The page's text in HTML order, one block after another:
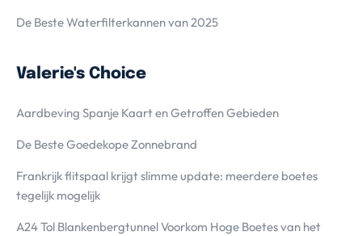
De Beste Waterfilterkannen van 2025
Valerie's Choice
Aardbeving Spanje Kaart en Getroffen Gebieden
De Beste Goedekope Zonnebrand
Frankrijk flitspaal krijgt slimme update: meerdere boetes
tegelijk mogelijk
A24 Tol Blankenbergtunnel Voorkom Hoge Boetes van het